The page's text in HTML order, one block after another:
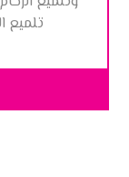
تلميع